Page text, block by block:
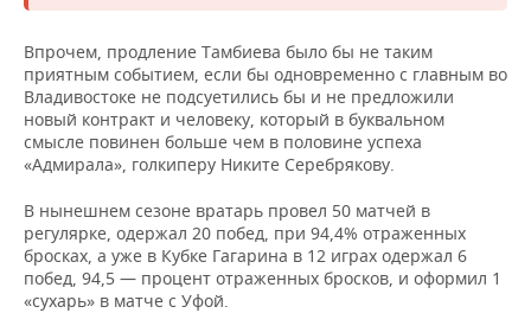
Впрочем, продление Тамбиева было бы не таким
приятным событием, если бы одновременно с главным во
Владивостоке не подсуетились бы и не предложили
новый контракт и человеку, который в буквальном
смысле повинен больше чем в половине успеха
«Адмирала», голкиперу Никите Серебрякову.
В нынешнем сезоне вратарь провел 50 матчей в
регулярке, одержал 20 побед, при 94,4% отраженных
бросках, а уже в Кубке Гагарина в 12 играх одержал 6
побед, 94,5 — процент отраженных бросков, и оформил 1
«сухарь» в матче с Уфой.